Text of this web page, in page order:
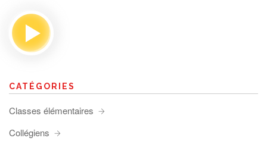
CATÉGORIES
Classes élémentaires
Collégiens